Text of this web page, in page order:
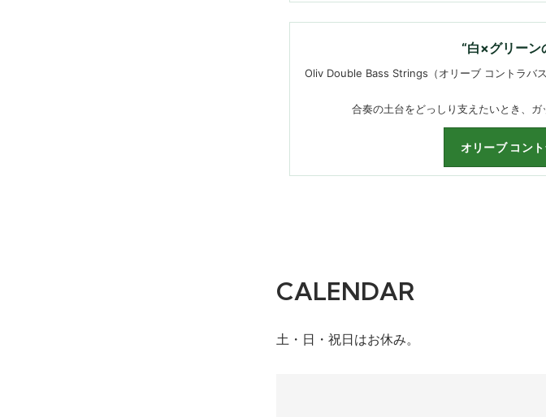
“白×グリーン
Oliv Double Bass Strings（オリーブ コントラバ
合奏の土台をどっしり支えたいとき、
オリーブ コン
CALENDAR
土・日・祝日はお休み。